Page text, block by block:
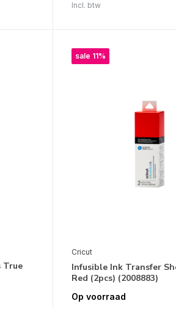
Incl. btw
True
sale 11%
Cricut
Infusible Ink Transfer
Red (2pcs) (2008883)
Op voorraad